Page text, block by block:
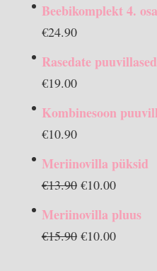
Beebikomplekt 4.
€24.90
Rasedate
€19.00
Kombinesoon
€10.90
Meriinovilla püksid
€13.90 Algne
€10.00Praegune
on:
Meriinovilla pluus
€15.90 Algne
€10.00Praegune